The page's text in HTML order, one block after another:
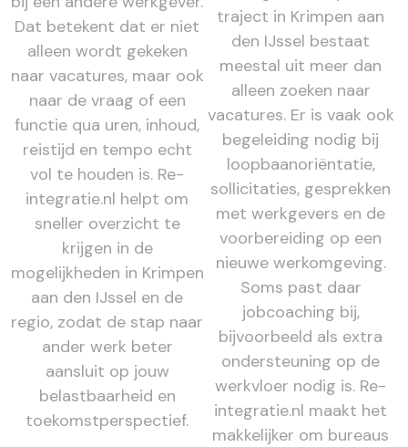
Dat betekent dat er niet
alleen wordt gekeken
naar vacatures, maar ook
naar de vraag of een
functie qua uren, inhoud,
reistijd en tempo echt
vol te houden is. Re-
integratie.nl helpt om
sneller overzicht te
krijgen in de
mogelijkheden in Krimpen
aan den IJssel en de
regio, zodat de stap naar
ander werk beter
aansluit op jouw
belastbaarheid en
toekomstperspectief.
traject in Krimpen aan
den IJssel bestaat
meestal uit meer dan
alleen zoeken naar
vacatures. Er is vaak ook
begeleiding nodig bij
loopbaanoriëntatie,
sollicitaties, gesprekken
met werkgevers en de
voorbereiding op een
nieuwe werkomgeving.
Soms past daar
jobcoaching bij,
bijvoorbeeld als extra
ondersteuning op de
werkvloer nodig is. Re-
integratie.nl maakt het
makkelijker om bureaus